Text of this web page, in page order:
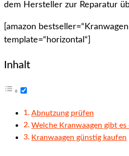
dem Hersteller zur Reparatur
[amazon
template=“horizontal“]
Inhalt
Abnutzung prüfen
Welche Kranwaagen gibt es
Kranwaagen günstig kaufen